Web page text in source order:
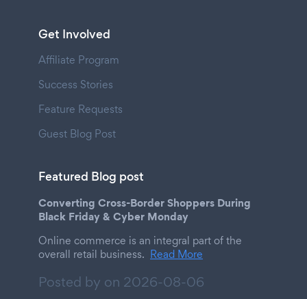
Get Involved
Affiliate Program
Success Stories
Feature Requests
Guest Blog Post
Featured Blog post
Converting Cross-Border Shoppers During
Black Friday & Cyber Monday
Online commerce is an integral part of the
overall retail business. Read More
Posted by on 2026-08-06